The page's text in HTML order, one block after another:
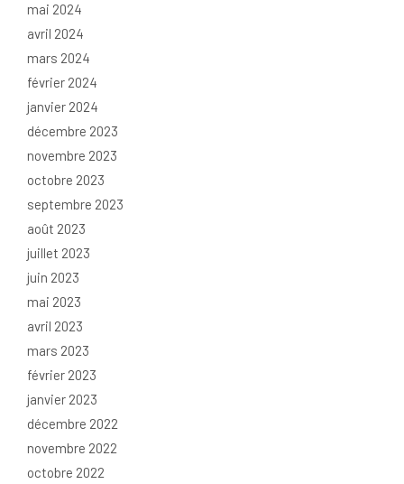
mai 2024
avril 2024
mars 2024
février 2024
janvier 2024
décembre 2023
novembre 2023
octobre 2023
septembre 2023
août 2023
juillet 2023
juin 2023
mai 2023
avril 2023
mars 2023
février 2023
janvier 2023
décembre 2022
novembre 2022
octobre 2022